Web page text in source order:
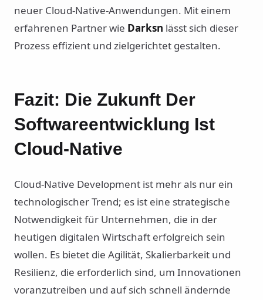
neuer Cloud-Native-Anwendungen. Mit einem
erfahrenen Partner wie Darksn lässt sich dieser
Prozess effizient und zielgerichtet gestalten.
Fazit: Die Zukunft Der
Softwareentwicklung Ist
Cloud-Native
Cloud-Native Development ist mehr als nur ein
technologischer Trend; es ist eine strategische
Notwendigkeit für Unternehmen, die in der
heutigen digitalen Wirtschaft erfolgreich sein
wollen. Es bietet die Agilität, Skalierbarkeit und
Resilienz, die erforderlich sind, um Innovationen
voranzutreiben und auf sich schnell ändernde